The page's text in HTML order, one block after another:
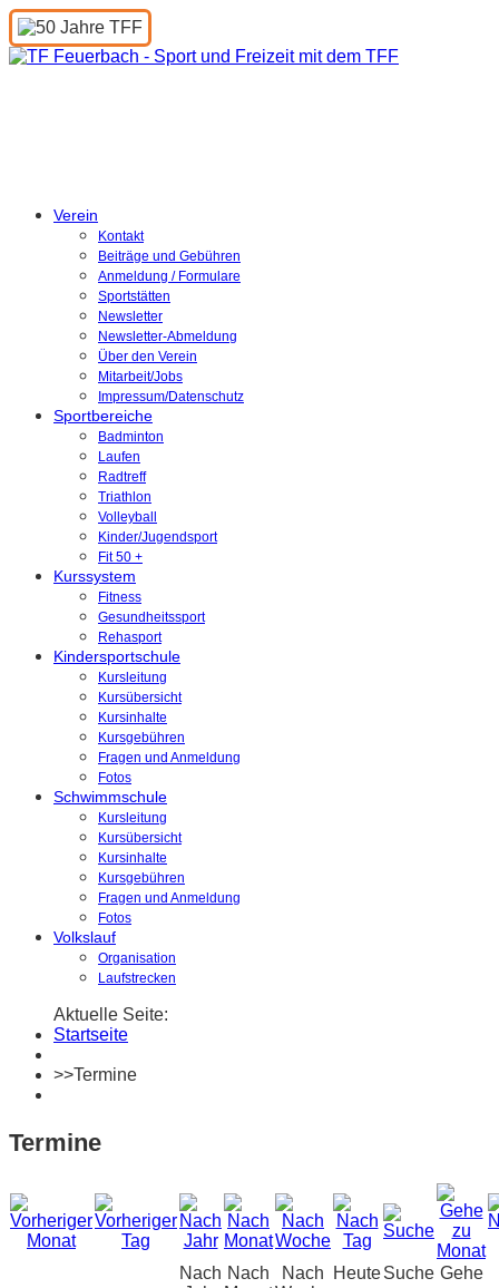
Verein
Kontakt
Beiträge und Gebühren
Anmeldung / Formulare
Sportstätten
Newsletter
Newsletter-Abmeldung
Über den Verein
Mitarbeit/Jobs
Impressum/Datenschutz
Sportbereiche
Badminton
Laufen
Radtreff
Triathlon
Volleyball
Kinder/Jugendsport
Fit 50 +
Kurssystem
Fitness
Gesundheitssport
Rehasport
Kindersportschule
Kursleitung
Kursübersicht
Kursinhalte
Kursgebühren
Fragen und Anmeldung
Fotos
Schwimmschule
Kursleitung
Kursübersicht
Kursinhalte
Kursgebühren
Fragen und Anmeldung
Fotos
Volkslauf
Organisation
Laufstrecken
Aktuelle Seite:
Startseite
>>Termine
Termine
Nach Nach
Nach
HeuteSuche Gehe